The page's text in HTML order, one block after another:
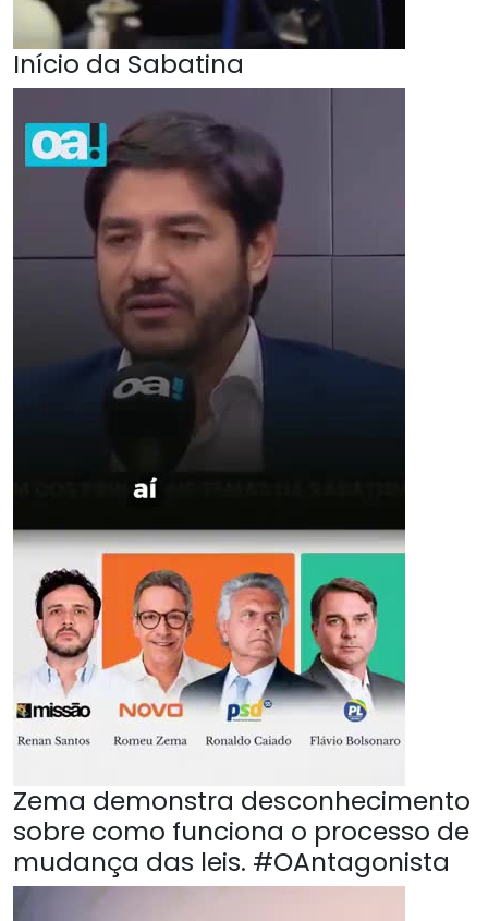
Início da Sabatina
Zema demonstra desconhecimento
sobre como funciona o processo de
mudança das leis. #OAntagonista